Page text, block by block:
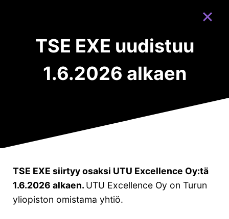
Visionäärinen johtaminen(EMBA & JOKO)
Innovative Business Creation(EMBA)
Strategizing in a Complex World (EMBA)
Leading Towards the Future(EMBA)
Future Excellence (FE)
Muut ohjelmat:
Kestävä johtaminen ja liiketoiminta
Strateginen ennakoinnin johtaminen
TSE EXE uudistuu
1.6.2026 alkaen
TSE EXE siirtyy osaksi UTU Excellence Oy:tä
1.6.2026 alkaen. UTU Excellence Oy on Turun
yliopiston omistama yhtiö.